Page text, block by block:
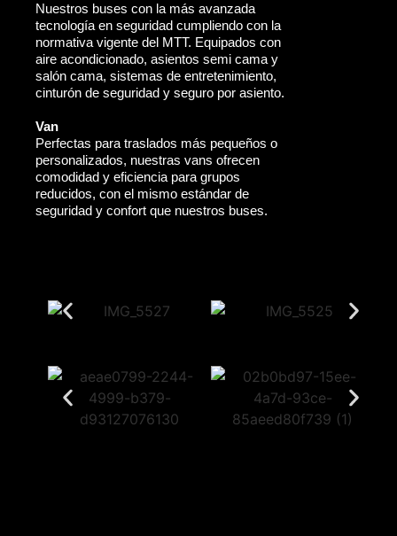
Nuestros buses con la más avanzada
tecnología en seguridad cumpliendo con la
normativa vigente del MTT. Equipados con
aire acondicionado, asientos semi cama y
salón cama, sistemas de entretenimiento,
cinturón de seguridad y seguro por asiento.
Van
Perfectas para traslados más pequeños o
personalizados, nuestras vans ofrecen
comodidad y eficiencia para grupos
reducidos, con el mismo estándar de
seguridad y confort que nuestros buses.